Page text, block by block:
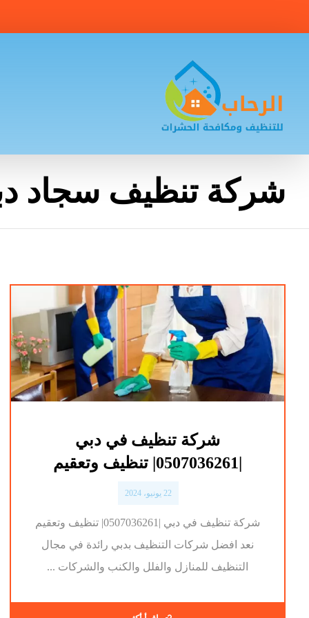
شركة تنظيف سجاد
شركة تنظيف في دبي
22 يونيو، 2024
شركة تنظيف في دبي |0507036261| تنظيف وتعقيم
نعد افضل شركات التنظيف بدبي رائدة في مجال
التنظيف للمنازل والفلل والكنب والشركات ...